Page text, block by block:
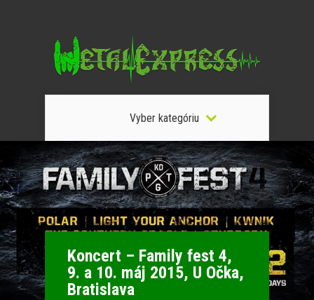
Vyber kategóriu
Koncert – Family fest 4,
9. a 10. máj 2015, U Očka,
Bratislava